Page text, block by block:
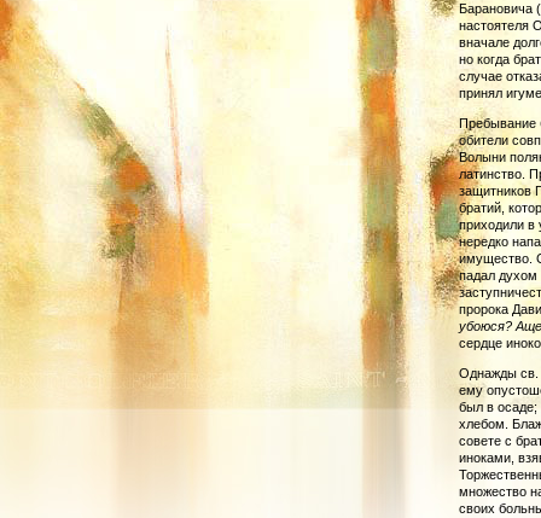
Барановича
настоятеля
вначале
но когда
случае
принял
Пребывание
обите­ли
Волыни
латинство.
защитников
братий,
приходили в
нередко
имущество.
падал ду­хом
пророка
убоюся? Аще
сердце
Однажды св.
ему
был в осаде;
хлебом.
совете с
иноками,
множество
своих